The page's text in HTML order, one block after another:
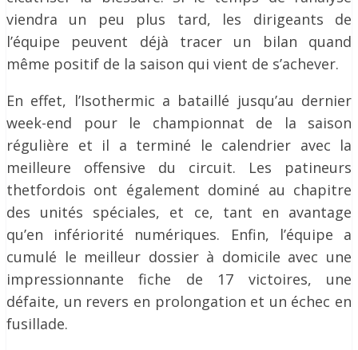
viendra un peu plus tard, les dirigeants de
l’équipe peuvent déjà tracer un bilan quand
même positif de la saison qui vient de s’achever.
En effet, l’Isothermic a bataillé jusqu’au dernier
week-end pour le championnat de la saison
régulière et il a terminé le calendrier avec la
meilleure offensive du circuit. Les patineurs
thetfordois ont également dominé au chapitre
des unités spéciales, et ce, tant en avantage
qu’en infériorité numériques. Enfin, l’équipe a
cumulé le meilleur dossier à domicile avec une
impressionnante fiche de 17 victoires, une
défaite, un revers en prolongation et un échec en
fusillade.